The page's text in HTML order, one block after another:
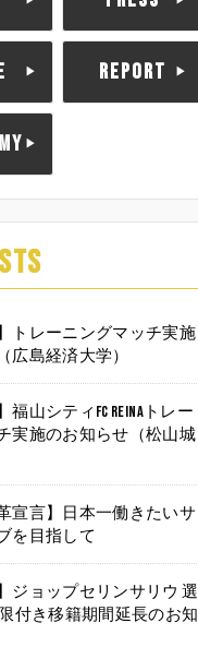
REPORT
トレーニングマッチ実施
広島経済大学）
福山シティFC Reinaトレー
実施のお知らせ（松山城
宣言】日本一働きたいサ
を目指して
ジョップセリンサリウ 選
付き移籍期間延長のお知